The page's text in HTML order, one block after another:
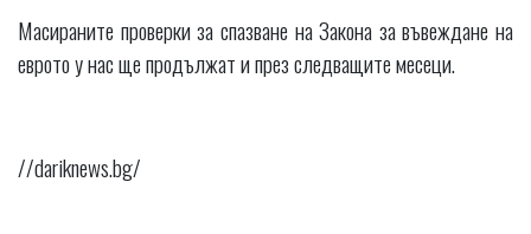
Масираните проверки за спазване на Закона за въвеждане на
еврото у нас ще продължат и през следващите месеци.
//dariknews.bg/